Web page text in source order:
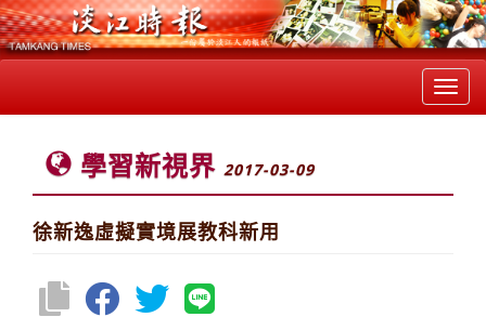
學習新視界 2017-03-09
徐新逸虛擬實境展教科新用